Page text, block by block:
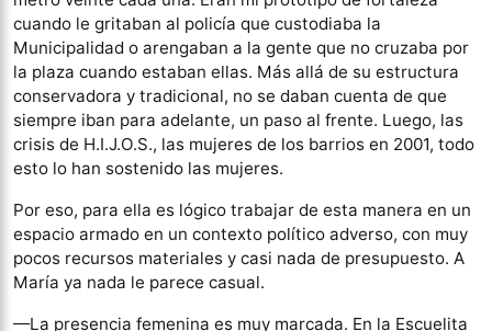
cuando le gritaban al policía que custodiaba la
Municipalidad o arengaban a la gente que no cruzaba por
la plaza cuando estaban ellas. Más allá de su estructura
conservadora y tradicional, no se daban cuenta de que
siempre iban para adelante, un paso al frente. Luego, las
crisis de H.I.J.O.S., las mujeres de los barrios en 2001, todo
esto lo han sostenido las mujeres.
Por eso, para ella es lógico trabajar de esta manera en un
espacio armado en un contexto político adverso, con muy
pocos recursos materiales y casi nada de presupuesto. A
María ya nada le parece casual.
—La presencia femenina es muy marcada. En la Escuelita